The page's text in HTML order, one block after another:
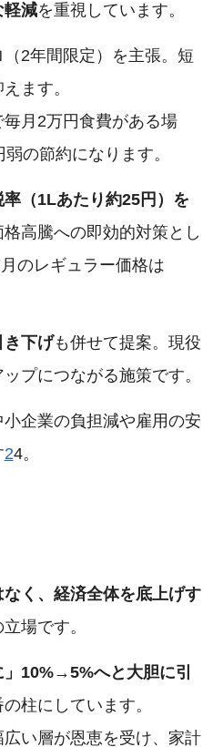
軽減を重視しています。
2年間限定）を主張。短
ます。
月2万円食費がある場
の節約になります。
（1Lあたり約25円）を
格高騰への即効的対策とし
のレギュラー価格は
き下げも併せて提案。現役
プにつながる施策です。
企業の負担減や雇用の安
24。
く、経済全体を底上げす
場です。
10%→5%へと大胆に引
柱にしています。
い層が恩恵を受け、家計